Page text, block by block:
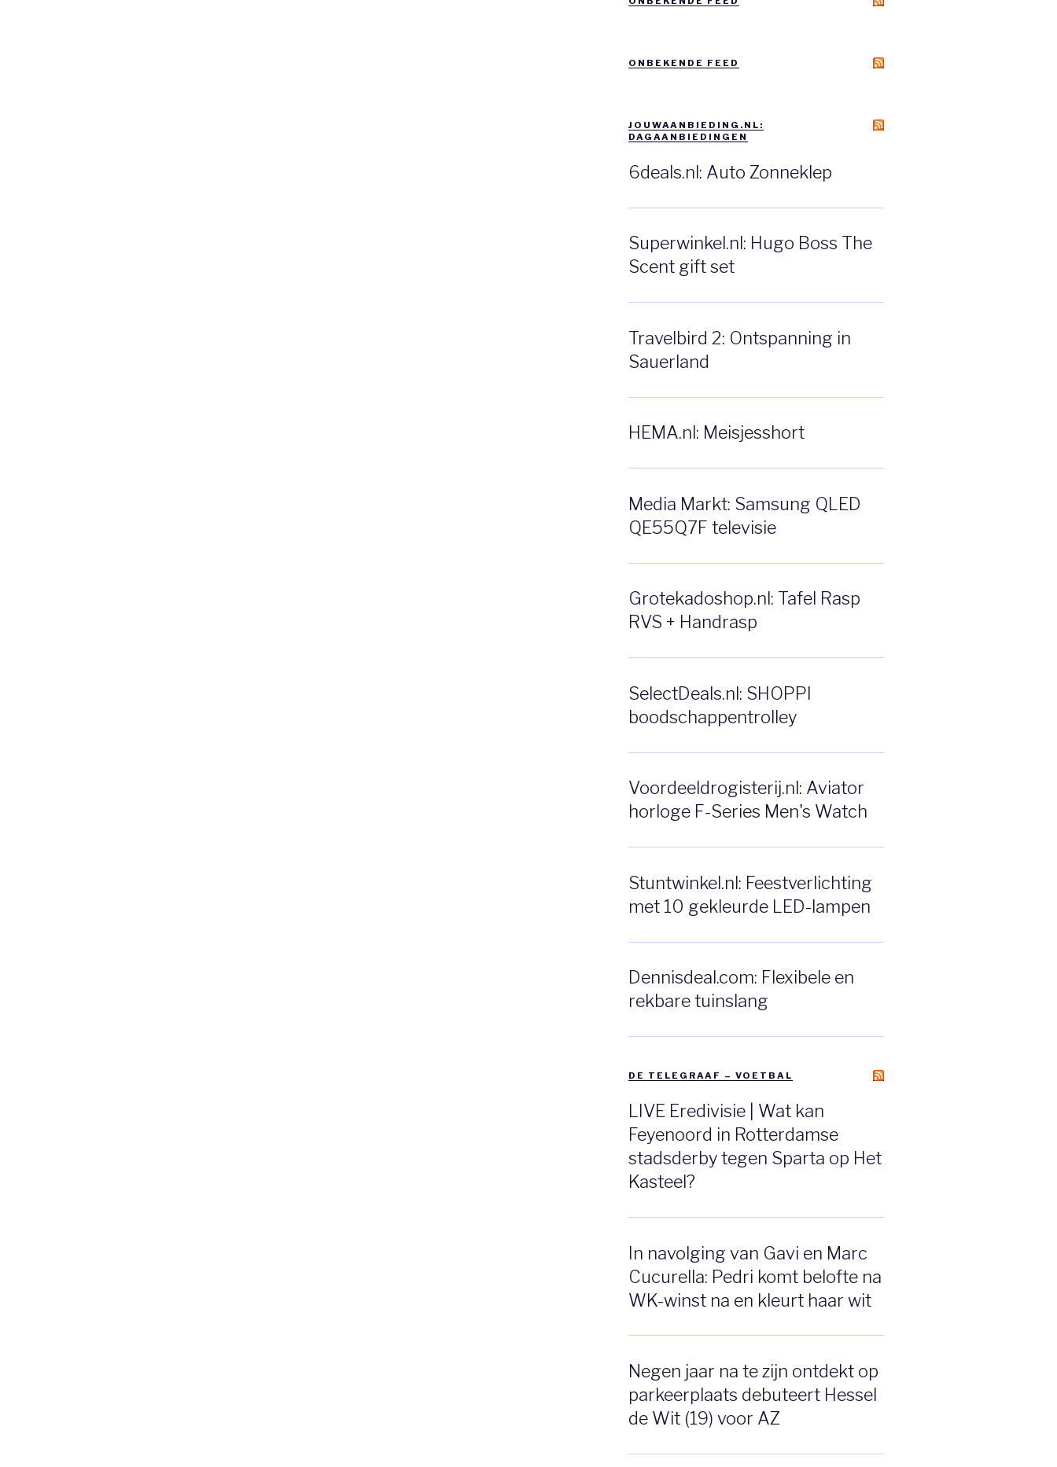
ONBEKENDE FEED
JOUWAANBIEDING.NL:
DAGAANBIEDINGEN
6deals.nl: Auto Zonneklep
Superwinkel.nl: Hugo Boss The
Scent gift set
Travelbird 2: Ontspanning in
Sauerland
HEMA.nl: Meisjesshort
Media Markt: Samsung QLED
QE55Q7F televisie
Grotekadoshop.nl: Tafel Rasp
RVS + Handrasp
SelectDeals.nl: SHOPPI
boodschappentrolley
Voordeeldrogisterij.nl: Aviator
horloge F-Series Men's Watch
Stuntwinkel.nl: Feestverlichting
met 10 gekleurde LED-lampen
Dennisdeal.com: Flexibele en
rekbare tuinslang
DE TELEGRAAF – VOETBAL
LIVE Eredivisie | Wat kan
Feyenoord in Rotterdamse
stadsderby tegen Sparta op Het
Kasteel?
In navolging van Gavi en Marc
Cucurella: Pedri komt belofte na
WK-winst na en kleurt haar wit
Negen jaar na te zijn ontdekt op
parkeerplaats debuteert Hessel
de Wit (19) voor AZ